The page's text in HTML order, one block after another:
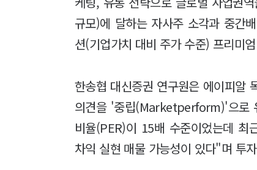
규모)에 달하는 자사주 소각과 중간
션(기업가치 대비 주가 수준) 프리미
한송협 대신증권 연구원은 에이피알
의견을 '중립(Marketperform)'으로
비율(PER)이 15배 수준이었는데
차익 실현 매물 가능성이 있다"며 투